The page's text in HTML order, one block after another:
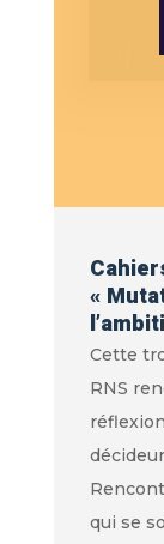
«
Cette
RNS
qui se